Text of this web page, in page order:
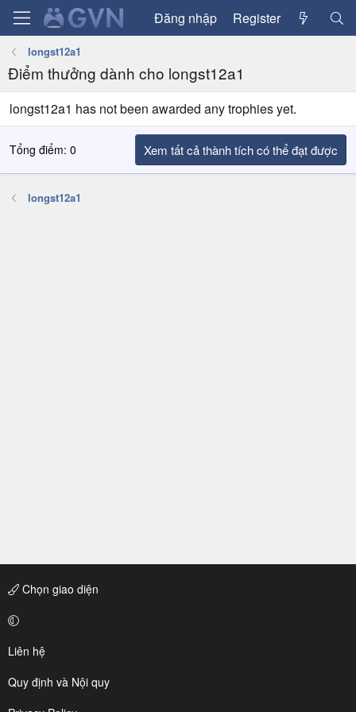
Đăng nhập Register
longst12a1
Điểm thưởng dành cho longst12a1
longst12a1 has not been awarded any trophies yet.
Tổng điểm: 0 Xem tất cả thành tích có thể đạt được
longst12a1
Chọn giao diện
Liên hệ
Quy định và Nội quy